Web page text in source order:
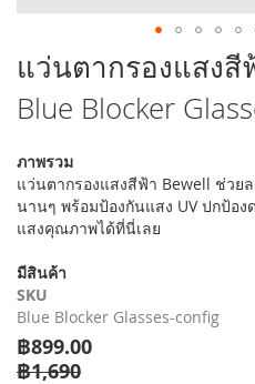
ข้าม
ไป
ที่
ส่วน
ต้น
ของ
แกล
เลอ
รูปภาพ
แว่นตากรองแสงสี
Blue Blocker
ภาพรวม
แว่นตากรองแสงสีฟ้า Bewell ช่วย
นานๆ พร้อมป้องกันแสง UV ปกป้อ
แสงคุณภาพได้ที่นี่เลย
มีสินค้า
SKU
Blue Blocker Glasses-config
฿899.00
฿1,690